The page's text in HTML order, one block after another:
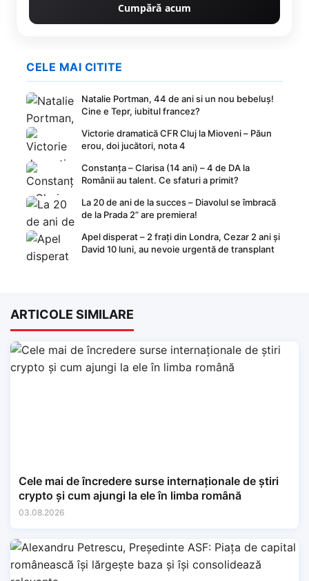
Cumpără acum
CELE MAI CITITE
Natalie Portman, 44 de ani si un nou bebeluș!
Cine e Tepr, iubitul francez?
Victorie dramatică CFR Cluj la Mioveni – Păun
erou, doi jucători, nota 4
Constanța – Clarisa (14 ani) – 4 de DA la
Românii au talent. Ce sfaturi a primit?
La 20 de ani de la succes – Diavolul se îmbracă
de la Prada 2” are premiera!
Apel disperat – 2 frați din Londra, Cezar 2 ani și
David 10 luni, au nevoie urgentă de transplant
ARTICOLE SIMILARE
Cele mai de încredere surse internaționale de știri
crypto și cum ajungi la ele în limba română
03.08.2026